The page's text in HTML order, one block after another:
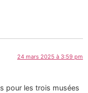
24 mars 2025 à 3:59 pm
pour les trois musées